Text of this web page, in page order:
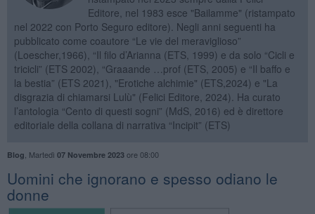
Editore, nel 1983 esce "Bailamme" (ristampato
nel 2022 con Porto Seguro editore). Negli anni seguenti ha
pubblicato come coautore “Le vie del meraviglioso”
(Loescher,1966), “Il filo d’Arianna (ETS, 1999) e da solo “Cicli e
tricicli” (ETS 2002), “Graaande …prof (ETS, 2005) e “Il baffo e
la bestia” (ETS 2021), "Erotiche alchimie" (ETS,2024) e "La
disgrazia di chiamarsi Lulù" (Felici Editore, 2024). Ha curato
l’antologia “Cento di questi sogni” (MdS, 2016) ed è direttore
editoriale della collana di narrativa “Incipit” (ETS)
Blog Martedì 07 Novembre 2023ore 08:00
​Uomini che ignorano e spesso odiano le
donne